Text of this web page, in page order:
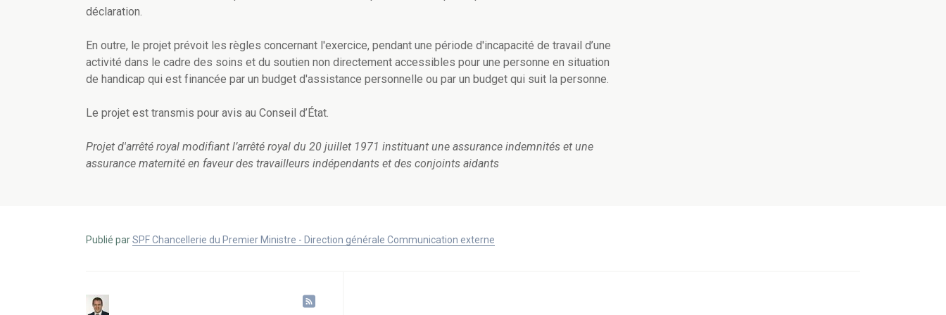
déclaration.
En outre, le projet prévoit les règles concernant l'exercice, pendant une période d'incapacité de travail d’une
activité dans le cadre des soins et du soutien non directement accessibles pour une personne en situation
de handicap qui est financée par un budget d'assistance personnelle ou par un budget qui suit la personne.
Le projet est transmis pour avis au Conseil d’État.
Projet d'arrêté royal modifiant l’arrêté royal du 20 juillet 1971 instituant une assurance indemnités et une
assurance maternité en faveur des travailleurs indépendants et des conjoints aidants
Publié parSPF Chancellerie du Premier Ministre - Direction générale Communication externe